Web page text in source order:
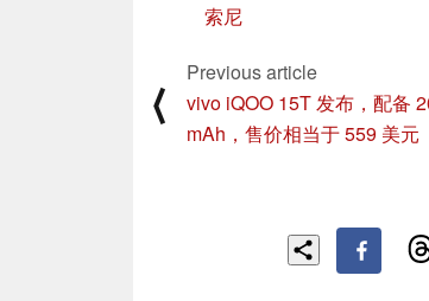
索尼
⟨
Previous article
vivo iQOO 15T 发布，配备
mAh，售价相当于 559 美元